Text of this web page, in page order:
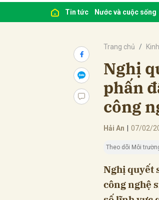
Tin tức Nước và cuộc sống
Trang chủ
Nghị
phấn
công
Hải An 07/02/
Theo dõi Môi
Nghị quyết
công nghệ